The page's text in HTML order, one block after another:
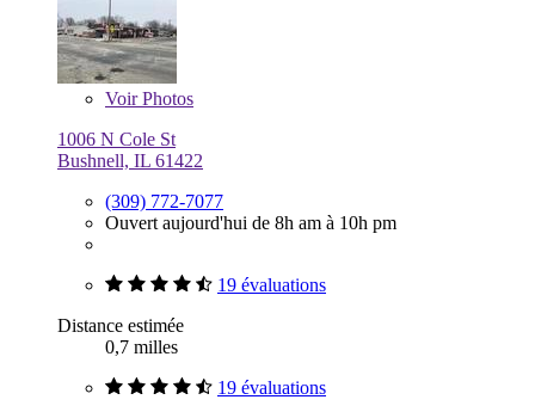
VoirPhotos
1006 N Cole St
Bushnell, IL 61422
(309) 772-7077
Ouvert aujourd'hui de 8h am à 10h pm
19 évaluations
Distance estimée
0,7 milles
19 évaluations